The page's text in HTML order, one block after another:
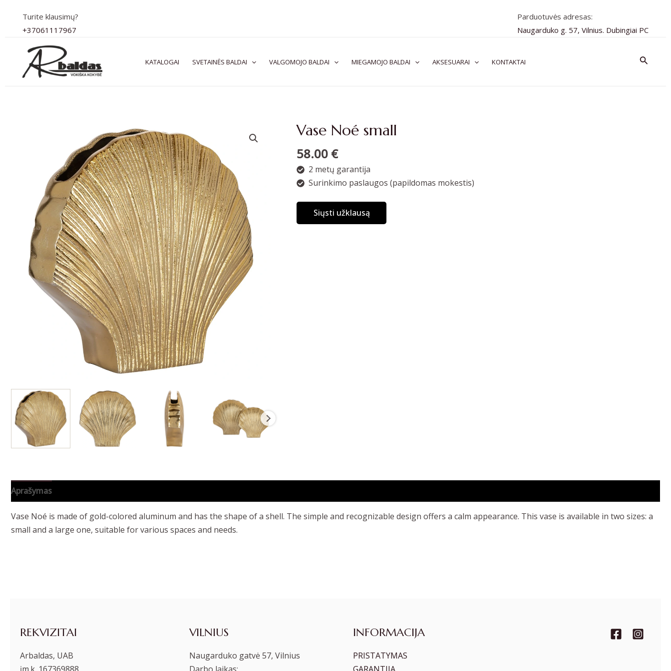
turinio
Turite klausimų?
+37061117967
Parduotuvės adresas:
Naugarduko g. 57, Vilnius. Dubingiai PC
KATALOGAI SVETAINĖS BALDAI VALGOMOJO BALDAI MIEGAMOJO BALDAI AKSESUARAI KONTAKTAI Paieška
Vase Noé small
58.00 €
2 metų garantija
Surinkimo paslaugos (papildomas mokestis)
Siųsti užklausą
Aprašymas
Vase Noé is made of gold-colored aluminum and has the shape of a shell. The simple and recognizable design offers a calm appearance. This vase is available in two sizes: a
small and a large one, suitable for various spaces and needs.
REKVIZITAI
Arbaldas, UAB
VILNIUS
Naugarduko gatvė 57, Vilnius
INFORMACIJA
PRISTATYMAS